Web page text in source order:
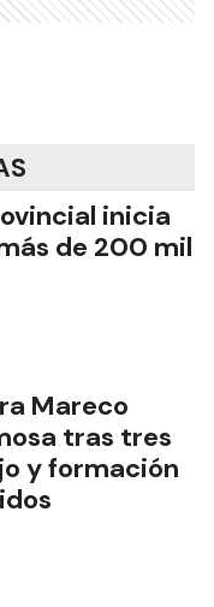
inicia
de 200 mil
Mareco
tras tres
y formación